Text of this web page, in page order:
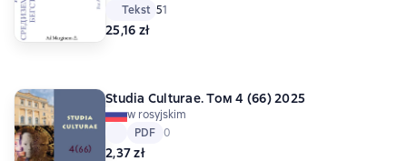
Tekst Средний рейтинг 5 на основе 1 оценок
51
25,16 zł
Studia Culturae. Том 4 (66) 2025
w rosyjskim
PDF
PDF Средний рейтинг 0 на основе 0 оценок
0
2,37 zł